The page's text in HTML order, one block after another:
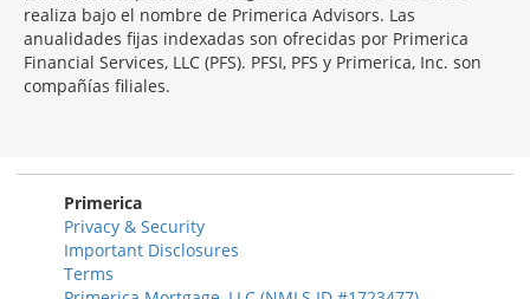
realiza bajo el nombre de Primerica Advisors. Las
anualidades fijas indexadas son ofrecidas por Primerica
Financial Services, LLC (PFS). PFSI, PFS y Primerica, Inc. son
compañías filiales.
Primerica
Privacy & Security
Important Disclosures
Terms